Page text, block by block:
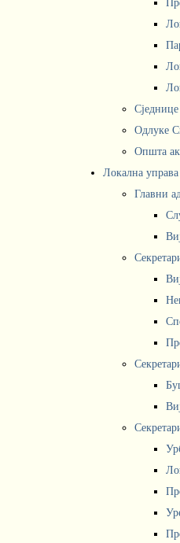
Одлуке
Општа
Локална управа
Главни